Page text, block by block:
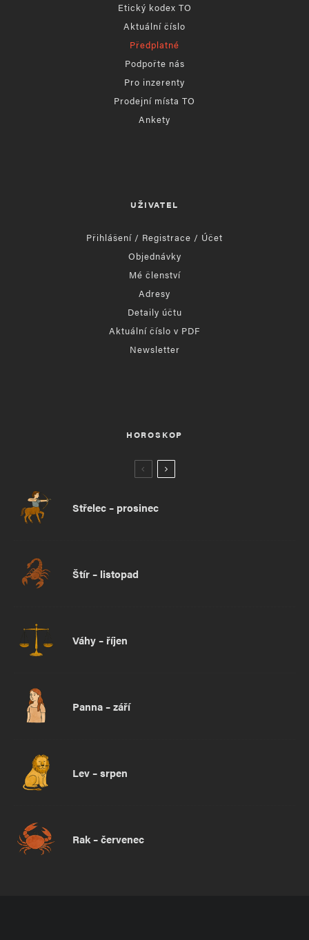
Etický kodex TO
Aktuální číslo
Předplatné
Podpořte nás
Pro inzerenty
Prodejní místa TO
Ankety
UŽIVATEL
Přihlášení / Registrace / Účet
Objednávky
Mé členství
Adresy
Detaily účtu
Aktuální číslo v PDF
Newsletter
HOROSKOP
Střelec – prosinec
Štír – listopad
Váhy – říjen
Panna – září
Lev – srpen
Rak – červenec